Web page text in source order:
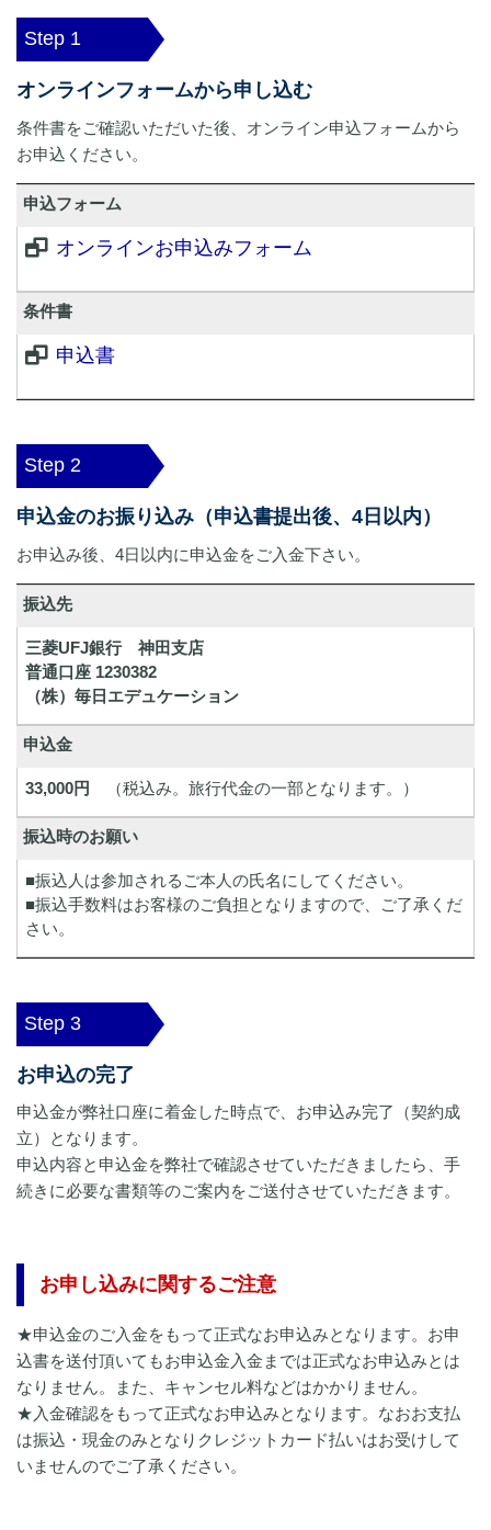
Step 1
オンラインフォームから申し込む
条件書をご確認いただいた後、オンライン申込フォームから
お申込ください。
申込フォーム
オンラインお申込みフォーム
条件書
申込書
Step 2
申込金のお振り込み（申込書提出後、4日以内）
お申込み後、4日以内に申込金をご入金下さい。
振込先
三菱UFJ銀行 神田支店
普通口座 1230382
（株）毎日エデュケーション
申込金
33,000円 （税込み。旅行代金の一部となります。）
振込時のお願い
■振込人は参加されるご本人の氏名にしてください。
■振込手数料はお客様のご負担となりますので、ご了承くだ
さい。
Step 3
お申込の完了
申込金が弊社口座に着金した時点で、お申込み完了（契約成
立）となります。
申込内容と申込金を弊社で確認させていただきましたら、手
続きに必要な書類等のご案内をご送付させていただきます。
お申し込みに関するご注意
★申込金のご入金をもって正式なお申込みとなります。お申
込書を送付頂いてもお申込金入金までは正式なお申込みとは
なりません。また、キャンセル料などはかかりません。
★入金確認をもって正式なお申込みとなります。なおお支払
は振込・現金のみとなりクレジットカード払いはお受けして
いませんのでご了承ください。